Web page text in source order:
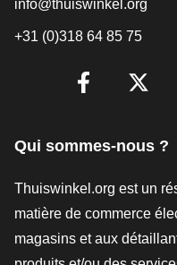
info@thuiswinkel.org
+31 (0)318 64 85 75
Qui sommes-nous ?
Thuiswinkel.org est un
matière de commerce
magasins et aux